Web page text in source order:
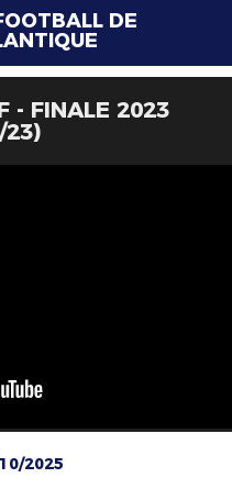
DE
- FINALE 2023
23)
2025